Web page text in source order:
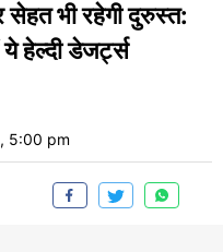
सेहत भी रहेगी दुरुस्त:
हेल्दी डेजर्ट्स
5:00 pm